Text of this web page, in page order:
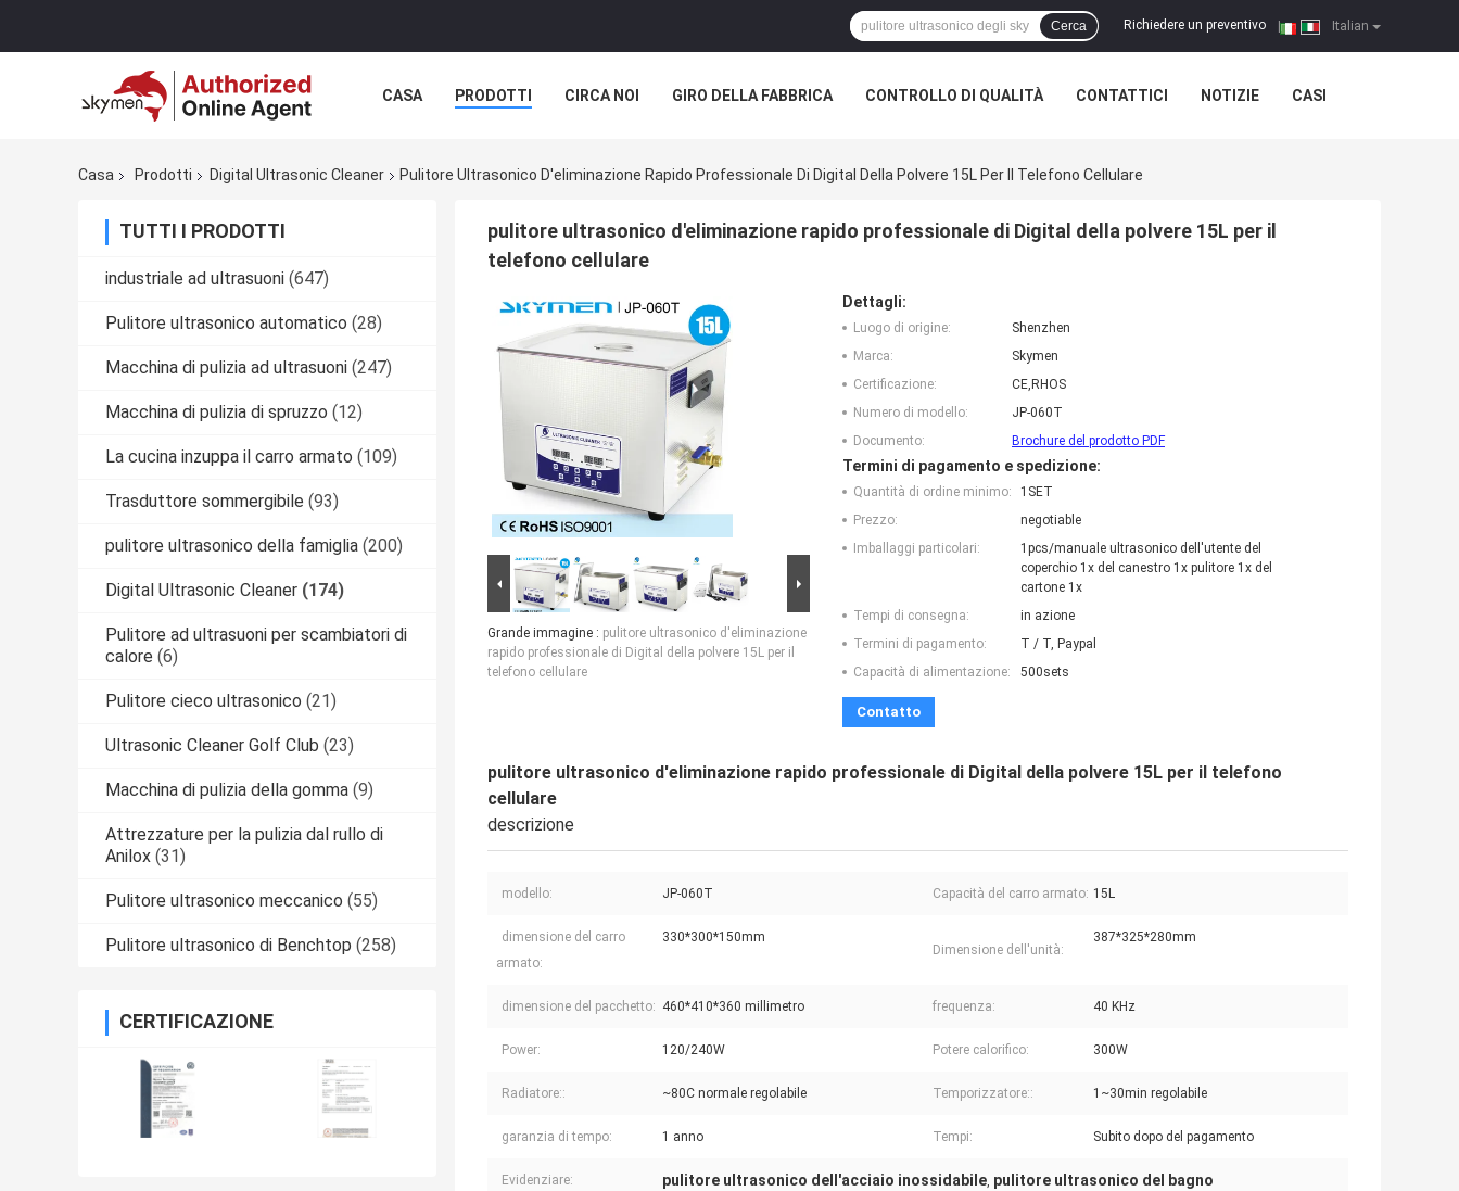
Italian
Richiedere un preventivo |
Cerca
CASA PRODOTTI CIRCA NOI GIRO DELLA FABBRICA CONTROLLO DI QUALITÀ CONTATTICI NOTIZIE CASI
Casa
Prodotti Digital Ultrasonic Cleaner Pulitore Ultrasonico D'eliminazione Rapido Professionale Di Digital Della Polvere 15L Per Il Telefono Cellulare
TUTTI I PRODOTTI
industriale ad ultrasuoni (647)
Pulitore ultrasonico automatico (28)
Macchina di pulizia ad ultrasuoni (247)
Macchina di pulizia di spruzzo (12)
La cucina inzuppa il carro armato (109)
Trasduttore sommergibile (93)
pulitore ultrasonico della famiglia (200)
Digital Ultrasonic Cleaner (174)
Pulitore ad ultrasuoni per scambiatori di
calore (6)
Pulitore cieco ultrasonico (21)
Ultrasonic Cleaner Golf Club (23)
Macchina di pulizia della gomma (9)
Attrezzature per la pulizia dal rullo di
Anilox (31)
Pulitore ultrasonico meccanico (55)
Pulitore ultrasonico di Benchtop (258)
CERTIFICAZIONE
pulitore ultrasonico d'eliminazione rapido professionale di Digital della polvere 15L per il
telefono cellulare
Grande immagine : pulitore ultrasonico d'eliminazione
rapido professionale di Digital della polvere 15L per il
telefono cellulare
Dettagli:
Luogo di origine:
Shenzhen
Marca:
Skymen
Certificazione:
CE,RHOS
Numero di modello:
JP-060T
Documento:
Brochure del prodotto PDF
Termini di pagamento e spedizione:
Quantità di ordine minimo:
1SET
Prezzo:
negotiable
Imballaggi particolari:
1pcs/manuale ultrasonico dell'utente del
coperchio 1x del canestro 1x pulitore 1x del
cartone 1x
Tempi di consegna:
in azione
Termini di pagamento:
T / T, Paypal
Capacità di alimentazione:
500sets
Contatto
pulitore ultrasonico d'eliminazione rapido professionale di Digital della polvere 15L per il telefono
cellulare
descrizione
modello: JP-060T Capacità del carro armato: 15L
dimensione del carro
armato:
330*300*150mm
Dimensione dell'unità:
387*325*280mm
dimensione del pacchetto: 460*410*360 millimetro frequenza: 40 KHz
Power: 120/240W Potere calorifico: 300W
Radiatore:: ~80C normale regolabile Temporizzatore:: 1~30min regolabile
garanzia di tempo: 1 anno Tempi: Subito dopo del pagamento
Evidenziare: pulitore ultrasonico dell'acciaio inossidabile, pulitore ultrasonico del bagno